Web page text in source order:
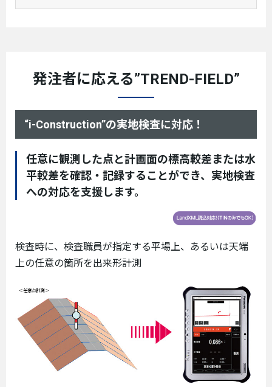
発注者に応える”TREND-FIELD”
“i-Construction”の実地検査に対応！
任意に観測した点と計画面の標高較差または水
平較差を確認・記録することができ、実地検査
への対応を支援します。
検査時に、検査職員が指定する平場上、あるいは天端
上の任意の箇所を出来形計測